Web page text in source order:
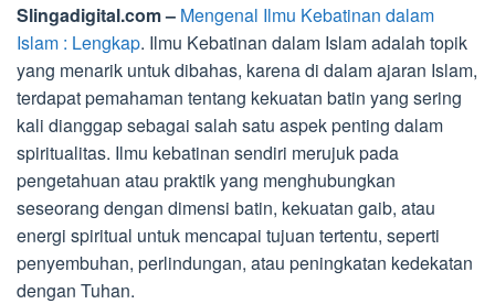
Slingadigital.com – Mengenal Ilmu Kebatinan dalam
Islam : Lengkap. Ilmu Kebatinan dalam Islam adalah topik
yang menarik untuk dibahas, karena di dalam ajaran Islam,
terdapat pemahaman tentang kekuatan batin yang sering
kali dianggap sebagai salah satu aspek penting dalam
spiritualitas. Ilmu kebatinan sendiri merujuk pada
pengetahuan atau praktik yang menghubungkan
seseorang dengan dimensi batin, kekuatan gaib, atau
energi spiritual untuk mencapai tujuan tertentu, seperti
penyembuhan, perlindungan, atau peningkatan kedekatan
dengan Tuhan.